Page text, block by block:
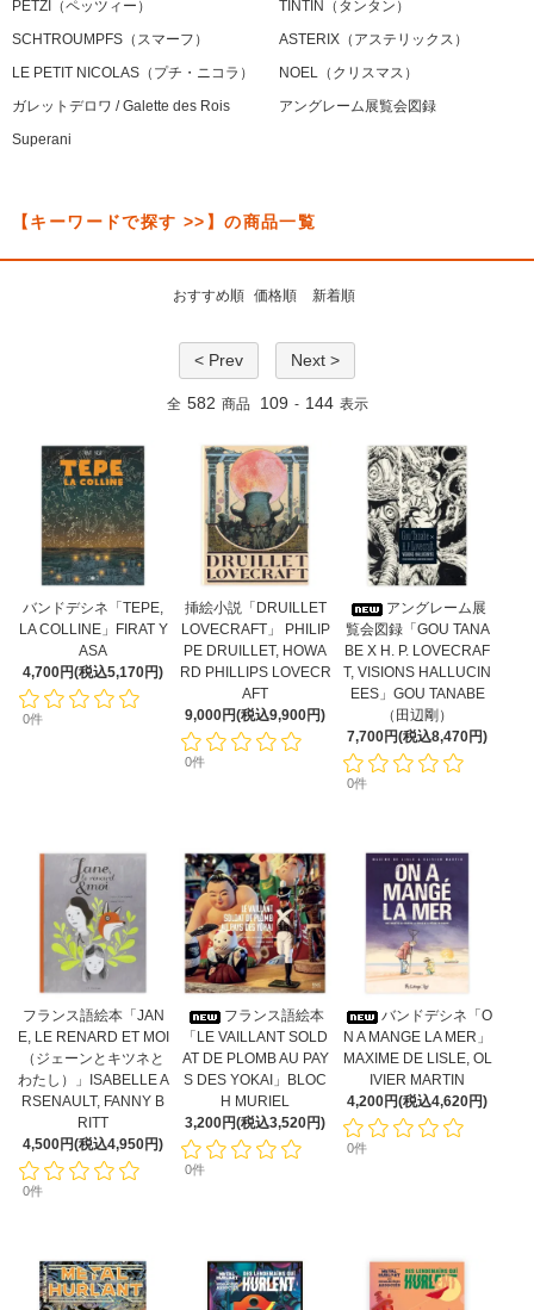
PETZI（ペッツィー）
TINTIN（タンタン）
SCHTROUMPFS（スマーフ）
ASTERIX（アステリックス）
LE PETIT NICOLAS（プチ・ニコラ）
NOEL（クリスマス）
ガレットデロワ / Galette des Rois
アングレーム展覧会図録
Superani
【キーワードで探す >>】の商品一覧
おすすめ順 価格順 新着順
< Prev Next >
全 582 商品 109 - 144 表示
バンドデシネ「TEPE,
LA COLLINE」FIRAT Y
ASA
4,700円(税込5,170円)
0件
挿絵小説「DRUILLET
LOVECRAFT」 PHILIP
PE DRUILLET, HOWA
RD PHILLIPS LOVECR
AFT
9,000円(税込9,900円)
0件
アングレーム展
覧会図録「GOU TANA
BE X H. P. LOVECRAF
T, VISIONS HALLUCIN
EES」GOU TANABE
（田辺剛）
7,700円(税込8,470円)
0件
フランス語絵本「JAN
E, LE RENARD ET MOI
（ジェーンとキツネと
わたし）」ISABELLE A
RSENAULT, FANNY B
RITT
4,500円(税込4,950円)
0件
フランス語絵本
「LE VAILLANT SOLD
AT DE PLOMB AU PAY
S DES YOKAI」BLOC
H MURIEL
3,200円(税込3,520円)
0件
バンドデシネ「O
N A MANGE LA MER」
MAXIME DE LISLE, OL
IVIER MARTIN
4,200円(税込4,620円)
0件